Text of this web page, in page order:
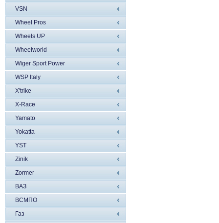
VSN
Wheel Pros
Wheels UP
Wheelworld
Wiger Sport Power
WSP Italy
X'trike
X-Race
Yamato
Yokatta
YST
Zinik
Zormer
ВАЗ
ВСМПО
Газ